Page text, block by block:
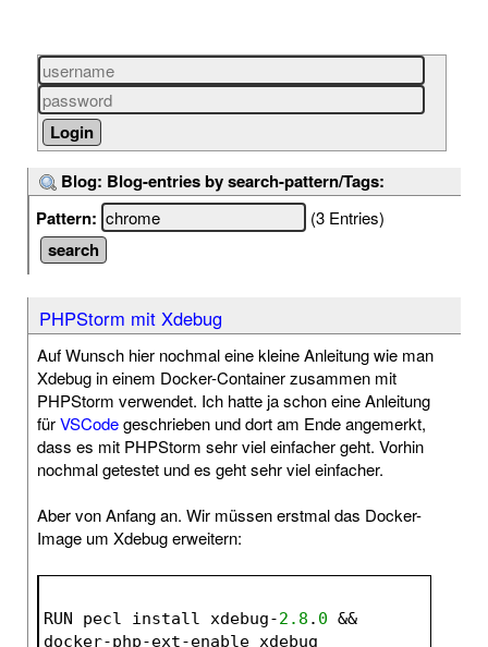
Blog: Blog-entries by search-pattern/Tags:
Pattern:
(3 Entries)
PHPStorm mit Xdebug
Auf Wunsch hier nochmal eine kleine Anleitung wie man
Xdebug in einem Docker-Container zusammen mit
PHPStorm verwendet. Ich hatte ja schon eine Anleitung
fürVSCodegeschrieben und dort am Ende angemerkt,
dass es mit PHPStorm sehr viel einfacher geht. Vorhin
nochmal getestet und es geht sehr viel einfacher.
Aber von Anfang an. Wir müssen erstmal das Docker-
Image um Xdebug erweitern:
RUN pecl install xdebug-2.8 . 0 &&
docker-php-ext-enable xdebug